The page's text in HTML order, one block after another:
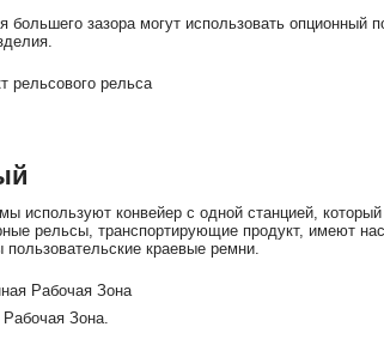
большего зазора могут использовать
используют конвейер с одной станцией,
рельсы, транспортирующие продукт, имеют
пользовательские краевые ремни.
Рабочая Зона.